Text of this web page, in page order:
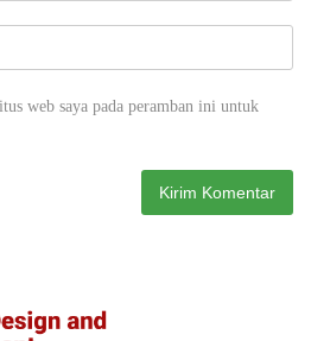
web saya pada peramban ini untuk